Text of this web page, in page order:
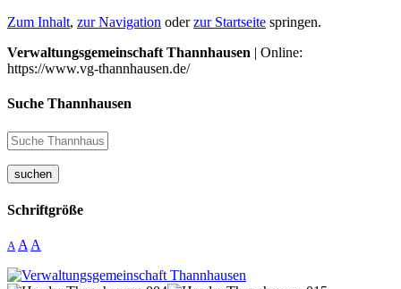
Zum Inhalt, zur Navigation oderzur Startseite springen.
Verwaltungsgemeinschaft Thannhausen | Online:
https://www.vg-thannhausen.de/
Suche Thannhausen
suchen
Schriftgröße
A A A